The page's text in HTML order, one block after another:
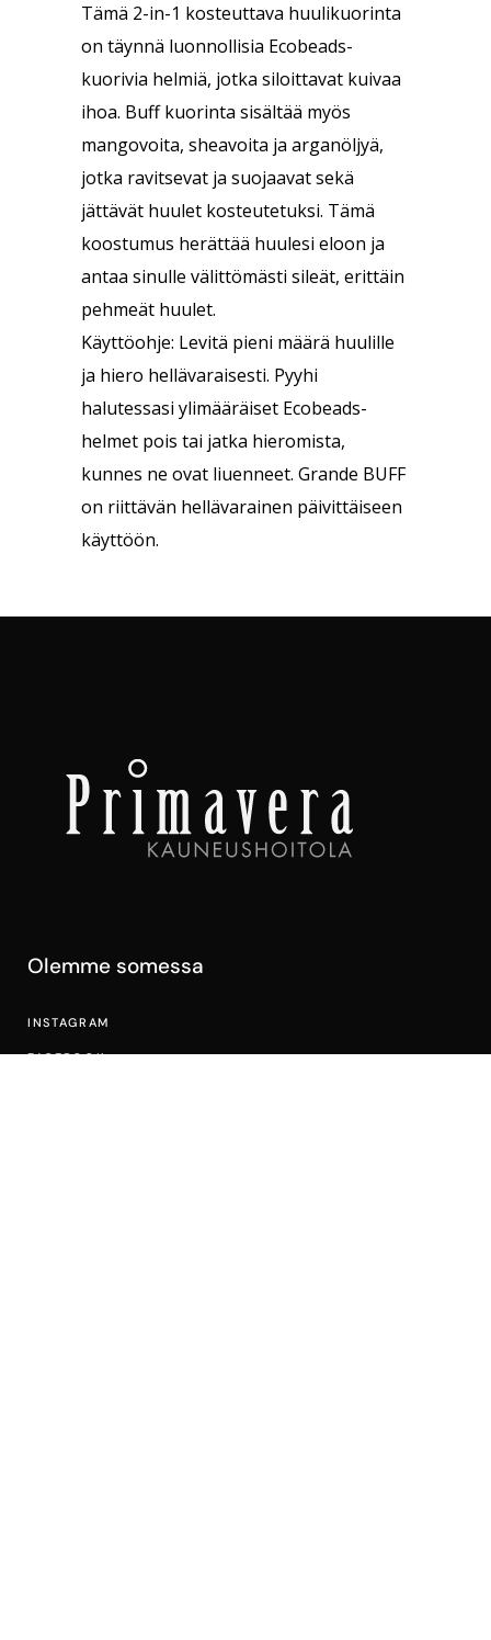
Tämä 2-in-1 kosteuttava huulikuorinta
on täynnä luonnollisia Ecobeads-
kuorivia helmiä, jotka siloittavat kuivaa
ihoa. Buff kuorinta sisältää myös
mangovoita, sheavoita ja arganöljyä,
jotka ravitsevat ja suojaavat sekä
jättävät huulet kosteutetuksi. Tämä
koostumus herättää huulesi eloon ja
antaa sinulle välittömästi sileät, erittäin
pehmeät huulet.
Käyttöohje: Levitä pieni määrä huulille
ja hiero hellävaraisesti. Pyyhi
halutessasi ylimääräiset Ecobeads-
helmet pois tai jatka hieromista,
kunnes ne ovat liuenneet. Grande BUFF
on riittävän hellävarainen päivittäiseen
käyttöön.
Olemme somessa
INSTAGRAM
FACEBOOK